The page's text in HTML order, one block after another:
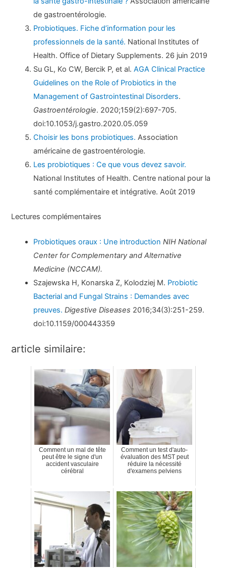
de gastroentérologie.
Probiotiques. Fiche d’information pour les
professionnels de la santé. National Institutes of
Health. Office of Dietary Supplements. 26 juin 2019
Su GL, Ko CW, Bercik P, et al.AGA Clinical Practice
Guidelines on the Role of Probiotics in the
Management of Gastrointestinal Disorders.
Gastroentérologie. 2020;159(2):697-705.
doi:10.1053/j.gastro.2020.05.059
Choisir les bons probiotiques. Association
américaine de gastroentérologie.
Les probiotiques : Ce que vous devez savoir.
National Institutes of Health. Centre national pour la
santé complémentaire et intégrative. Août 2019
Lectures complémentaires
Probiotiques oraux : Une introduction NIH National
Center for Complementary and Alternative
Medicine (NCCAM).
Szajewska H, Konarska Z, Kolodziej M. Probiotic
Bacterial and Fungal Strains : Demandes avec
preuves. Digestive Diseases 2016;34(3):251-259.
doi:10.1159/000443359
article similaire:
Comment un mal de tête
peut être le signe d'un
accident vasculaire
cérébral
Comment un test d'auto-
évaluation des MST peut
réduire la nécessité
d'examens pelviens